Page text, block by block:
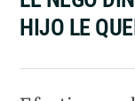
HIJO LE